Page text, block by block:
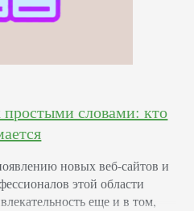
простыми словами: кто
новых веб-сайтов и
этой области
еще и в том,